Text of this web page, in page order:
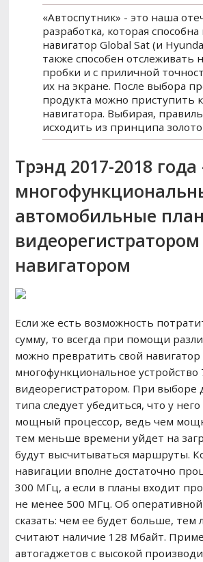
«Автоспутник» - это наша
разработка, которая
навигатор Global Sat (и
также способен отслеживать
пробки и с приличной
их на экране. После выбора
продукта можно приступить
навигатора. Выбирая,
исходить из принципа
Трэнд 2017-2018 года
автомобильные
навигатором
Если же есть возможность
сумму, то всегда при помощи
можно превратить свой навигатор
многофункциональное устройство
видеорегистратором. При выборе
типа следует убедиться, что у
мощный процессор, ведь чем
тем меньше времени уйдет на
будут высчитываться маршруты.
навигации вполне достаточно
300 МГц, а если в планы входит
не менее 500 МГц. Об
сказать: чем ее будет больше,
считают наличие 128 Мбайт.
автогаджетов с высокой